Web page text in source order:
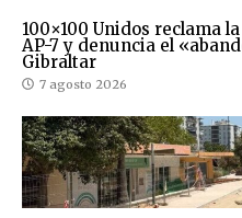
100×100 Unidos reclama
AP-7 y denuncia el
Gibraltar
7 agosto 2026